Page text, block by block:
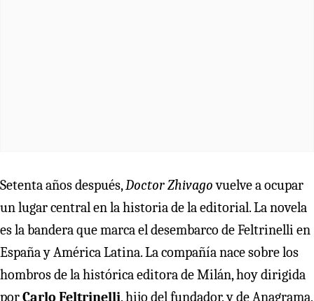
Setenta años después,Doctor Zhivagovuelve a ocupar
un lugar central en la historia de la editorial. La novela
es la bandera que marca el desembarco de Feltrinelli en
España y América Latina. La compañía nace sobre los
hombros de la histórica editora de Milán, hoy dirigida
porCarlo Feltrinelli, hijo del fundador, y de Anagrama,